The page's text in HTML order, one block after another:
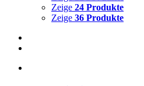
Zeige 24 Produkte
Zeige 36 Produkte